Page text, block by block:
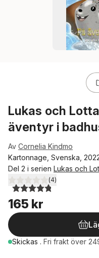
Lukas och
äventyr i
Av Cornelia Kindmo
Kartonnage, Svenska,
Del 2 i serien Lukas och
4,8utav 5 stjärnor. Totalt
(4)
165 kr
Skickas . Fri frakt över